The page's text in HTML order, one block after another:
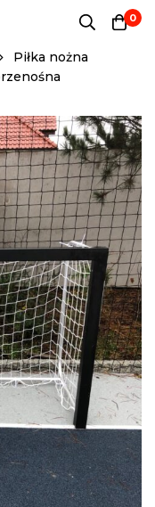
0
Piłka nożna